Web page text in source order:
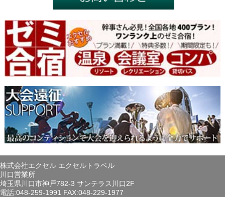
株式会社エクセル エクセルトラベル
川口営業所
埼玉県川口市神戸782-3 サンテラス川口2F
電話:048-259-1991 FAX:048-229-1977